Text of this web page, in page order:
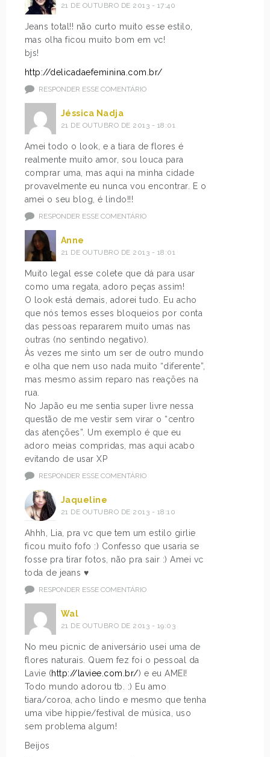
21 DE OUTUBRO DE 2013 - 17:40
Jeans total!! não curto muito esse estilo,
mas olha ficou muito bom em vc!
bjs!
http://delicadaefeminina.com.br/
RESPONDER ESSE COMENTÁRIO
Jéssica Nadja
21 DE OUTUBRO DE 2013 - 18:01
Amei todo o look, e a tiara de flores é
realmente muito amor, sou louca para
comprar uma, mas aqui na minha cidade
provavelmente eu nunca vou encontrar. E o
amei o seu blog, é lindo!!!
RESPONDER ESSE COMENTÁRIO
Anne
21 DE OUTUBRO DE 2013 - 18:01
Muito legal esse colete que dá para usar
como uma regata, adoro peças assim!
O look está demais, adorei tudo. Eu acho
que nós temos esses bloqueios por conta
das pessoas repararem muito umas nas
outras (no sentindo negativo).
Às vezes me sinto um ser de outro mundo
e olha que nem uso nada muito “diferente”,
mas mesmo assim reparo nas reações na
rua.
No Japão eu me sentia super livre nessa
questão de me vestir sem virar o “centro
das atenções”. Um exemplo é que eu
adoro meias compridas, mas aqui acabo
evitando de usar XP
RESPONDER ESSE COMENTÁRIO
Jaqueline
21 DE OUTUBRO DE 2013 - 18:10
Ahhh, Lia, pra vc que tem um estilo girlie
ficou muito fofo :) Confesso que usaria se
fosse pra tirar fotos, não pra sair :) Amei vc
toda de jeans ♥
RESPONDER ESSE COMENTÁRIO
Wal
21 DE OUTUBRO DE 2013 - 19:03
No meu picnic de aniversário usei uma de
flores naturais. Quem fez foi o pessoal da
Lavie (http://laviee.com.br/) e eu AMEI!
Todo mundo adorou tb. :) Eu amo
tiara/coroa, acho lindo e mesmo que tenha
uma vibe hippie/festival de música, uso
sem problema algum!
Beijos